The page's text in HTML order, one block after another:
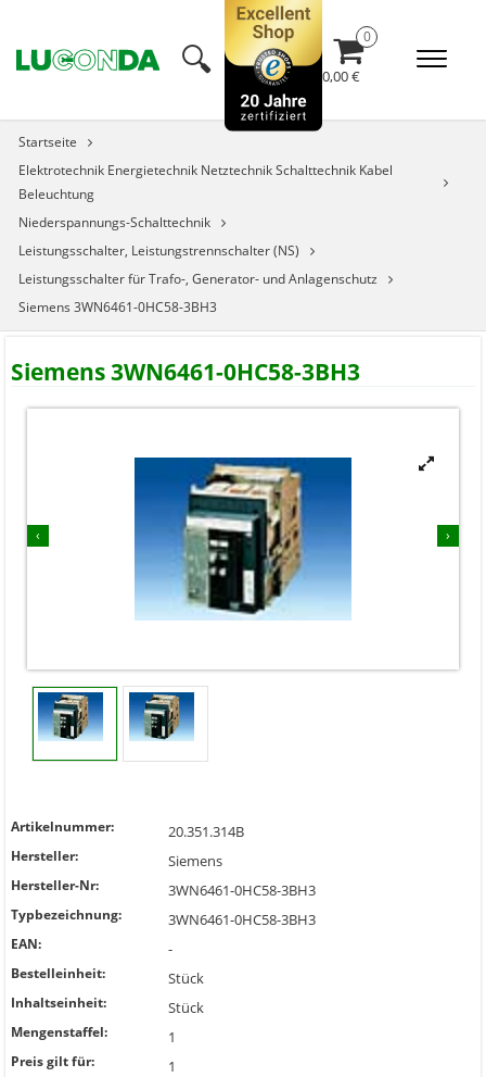
🔍︎ 0,00 €
Startseite
Elektrotechnik Energietechnik Netztechnik Schalttechnik Kabel
Beleuchtung
Niederspannungs-Schalttechnik
Leistungsschalter, Leistungstrennschalter (NS)
Leistungsschalter für Trafo-, Generator- und Anlagenschutz
Siemens 3WN6461-0HC58-3BH3
Siemens 3WN6461-0HC58-3BH3
‹ ›


Artikelnummer: 20.351.314B
Hersteller: Siemens
Hersteller-Nr: 3WN6461-0HC58-3BH3
Typbezeichnung: 3WN6461-0HC58-3BH3
EAN: -
Bestelleinheit: Stück
Inhaltseinheit: Stück
Mengenstaffel: 1
Preis gilt für: 1